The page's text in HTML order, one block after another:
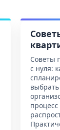
Советы
с нуля: